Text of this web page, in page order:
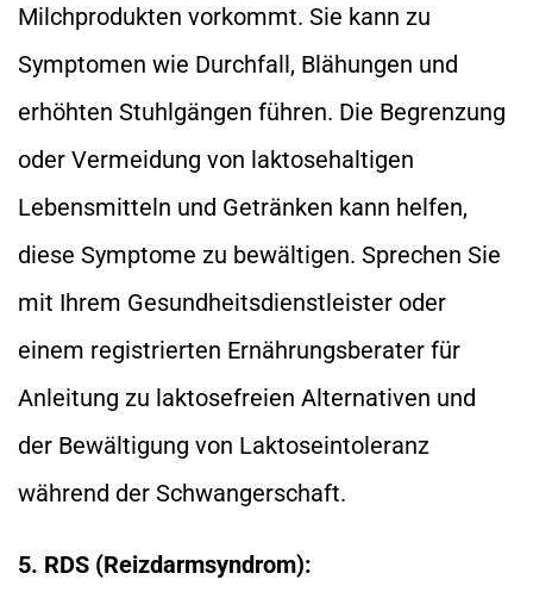
Milchprodukten vorkommt. Sie kann zu
Symptomen wie Durchfall, Blähungen und
erhöhten Stuhlgängen führen. Die Begrenzung
oder Vermeidung von laktosehaltigen
Lebensmitteln und Getränken kann helfen,
diese Symptome zu bewältigen. Sprechen Sie
mit Ihrem Gesundheitsdienstleister oder
einem registrierten Ernährungsberater für
Anleitung zu laktosefreien Alternativen und
der Bewältigung von Laktoseintoleranz
während der Schwangerschaft.
5. RDS (Reizdarmsyndrom):